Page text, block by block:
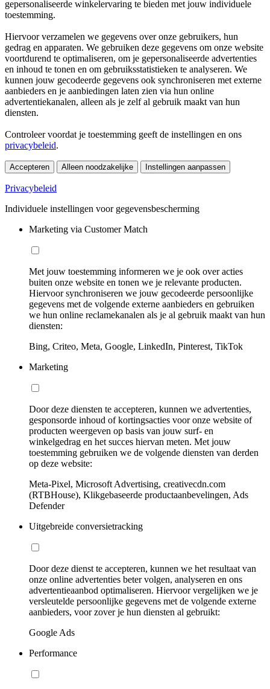
gepersonaliseerde winkelervaring te bieden met jouw individuele
toestemming.
Hiervoor verzamelen we gegevens over onze gebruikers, hun
gedrag en apparaten. We gebruiken deze gegevens om onze website
voortdurend te optimaliseren, om je gepersonaliseerde advertenties
en inhoud te tonen en om gebruiksstatistieken te analyseren. We
kunnen jouw gecodeerde gegevens ook synchroniseren met externe
aanbieders en je aanbiedingen laten zien via hun online
advertentiekanalen, alleen als je zelf al gebruik maakt van hun
diensten.
Controleer voordat je toestemming geeft de instellingen en ons
privacybeleid.
Accepteren Alleen noodzakelijke Instellingen aanpassen
Privacybeleid
Individuele instellingen voor gegevensbescherming
Marketing via Customer Match
Met jouw toestemming informeren we je ook over acties
buiten onze website en tonen we je relevante producten.
Hiervoor synchroniseren we jouw gecodeerde persoonlijke
gegevens met de volgende externe aanbieders en gebruiken
we hun online reclamekanalen als je al gebruik maakt van hun
diensten:
Bing, Criteo, Meta, Google, LinkedIn, Pinterest, TikTok
Marketing
Door deze diensten te accepteren, kunnen we advertenties,
gesponsorde inhoud of kortingsacties voor onze website of
producten weergeven op basis van jouw surf- en
winkelgedrag en het succes hiervan meten. Met jouw
toestemming gebruiken we de volgende diensten van derden
op deze website:
Meta-Pixel, Microsoft Advertising, creativecdn.com
(RTBHouse), Klikgebaseerde productaanbevelingen, Ads
Defender
Uitgebreide conversietracking
Door deze dienst te accepteren, kunnen we het resultaat van
onze online advertenties beter volgen, analyseren en ons
advertentieaanbod optimaliseren. Hiervoor vergelijken we je
versleutelde persoonlijke gegevens met de volgende externe
aanbieders, voor zover je hun diensten al gebruikt:
Google Ads
Performance